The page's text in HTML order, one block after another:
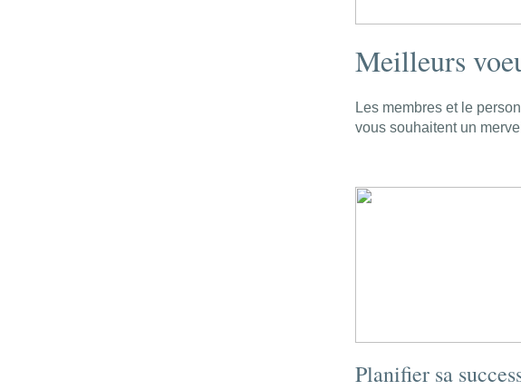
Meilleurs
Les membres et le
vous souhaitent un
Planifier sa